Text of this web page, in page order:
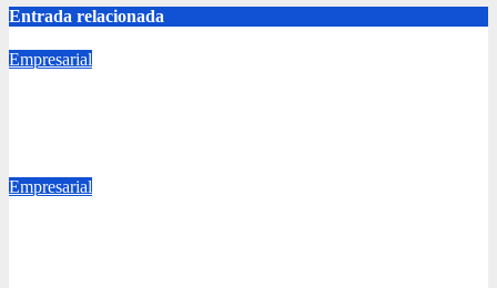
Entrada relacionada
Empresarial
Empresarial